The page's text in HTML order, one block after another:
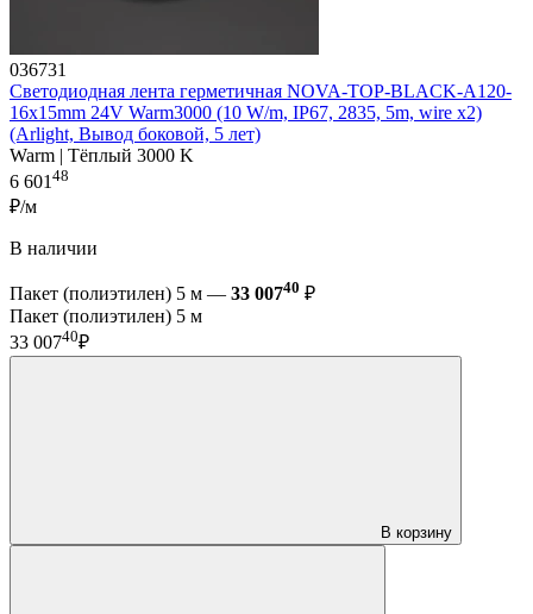
036731
Светодиодная лента герметичная NOVA-TOP-BLACK-A120-
16x15mm 24V Warm3000 (10 W/m, IP67, 2835, 5m, wire x2)
(Arlight, Вывод боковой, 5 лет)
Warm | Тёплый 3000 K
6 601 48
₽/м
В наличии
Пакет (полиэтилен) 5 м — 33 00740 ₽
Пакет (полиэтилен) 5 м
33 00740₽
В корзину